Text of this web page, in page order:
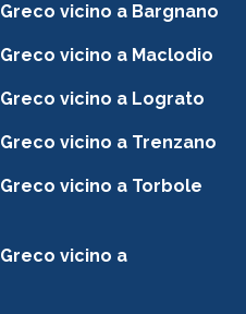
vicino a Bargnano
vicino a Maclodio
vicino a Lograto
vicino a Trenzano
vicino a Torbole
vicino a